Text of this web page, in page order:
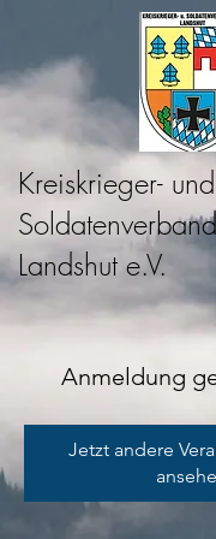
Kreiskrieger- und
Soldatenverband
Landshut e.V.
Anmeldung
Jetzt andere